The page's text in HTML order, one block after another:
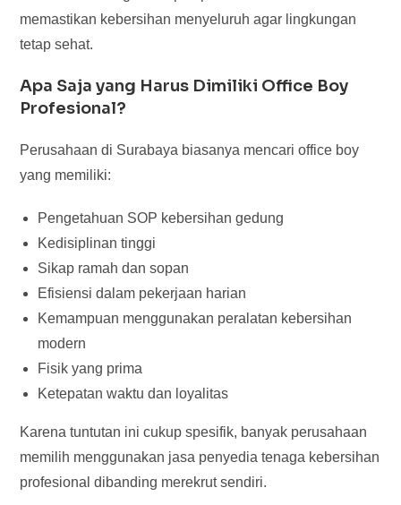
memastikan kebersihan menyeluruh agar lingkungan
tetap sehat.
Apa Saja yang Harus Dimiliki Office Boy
Profesional?
Perusahaan di Surabaya biasanya mencari office boy
yang memiliki:
Pengetahuan SOP kebersihan gedung
Kedisiplinan tinggi
Sikap ramah dan sopan
Efisiensi dalam pekerjaan harian
Kemampuan menggunakan peralatan kebersihan
modern
Fisik yang prima
Ketepatan waktu dan loyalitas
Karena tuntutan ini cukup spesifik, banyak perusahaan
memilih menggunakan jasa penyedia tenaga kebersihan
profesional dibanding merekrut sendiri.